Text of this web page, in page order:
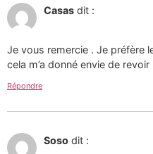
Casas dit :
Je vous remercie . Je préfère
cela m’a donné envie de
Répondre
Soso dit :